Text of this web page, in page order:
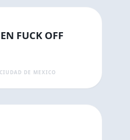
FUCK OFF
CIUDAD DE MEXICO
9